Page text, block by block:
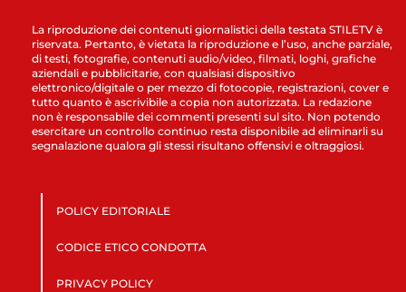
La riproduzione dei contenuti giornalistici della testata STILETV è
riservata. Pertanto, è vietata la riproduzione e l’uso, anche parziale,
di testi, fotografie, contenuti audio/video, filmati, loghi, grafiche
aziendali e pubblicitarie, con qualsiasi dispositivo
elettronico/digitale o per mezzo di fotocopie, registrazioni, cover e
tutto quanto è ascrivibile a copia non autorizzata. La redazione
non è responsabile dei commenti presenti sul sito. Non potendo
esercitare un controllo continuo resta disponibile ad eliminarli su
segnalazione qualora gli stessi risultano offensivi e oltraggiosi.
POLICY EDITORIALE
CODICE ETICO CONDOTTA
PRIVACY POLICY